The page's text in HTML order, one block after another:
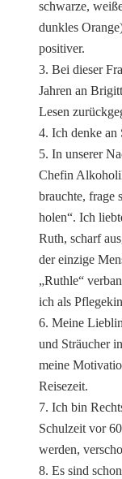
schwarze,
dunkles
positiver.
3. Bei dieser
Jahren an
Lesen
4. Ich denke
5. In unserer
Chefin
brauchte, frage
holen“. Ich
Ruth, scharf
der einzige
„Ruthle“
ich als
6. Meine
und Sträucher
meine
Reisezeit.
7. Ich bin
Schulzeit vor
werden,
8. Es sind